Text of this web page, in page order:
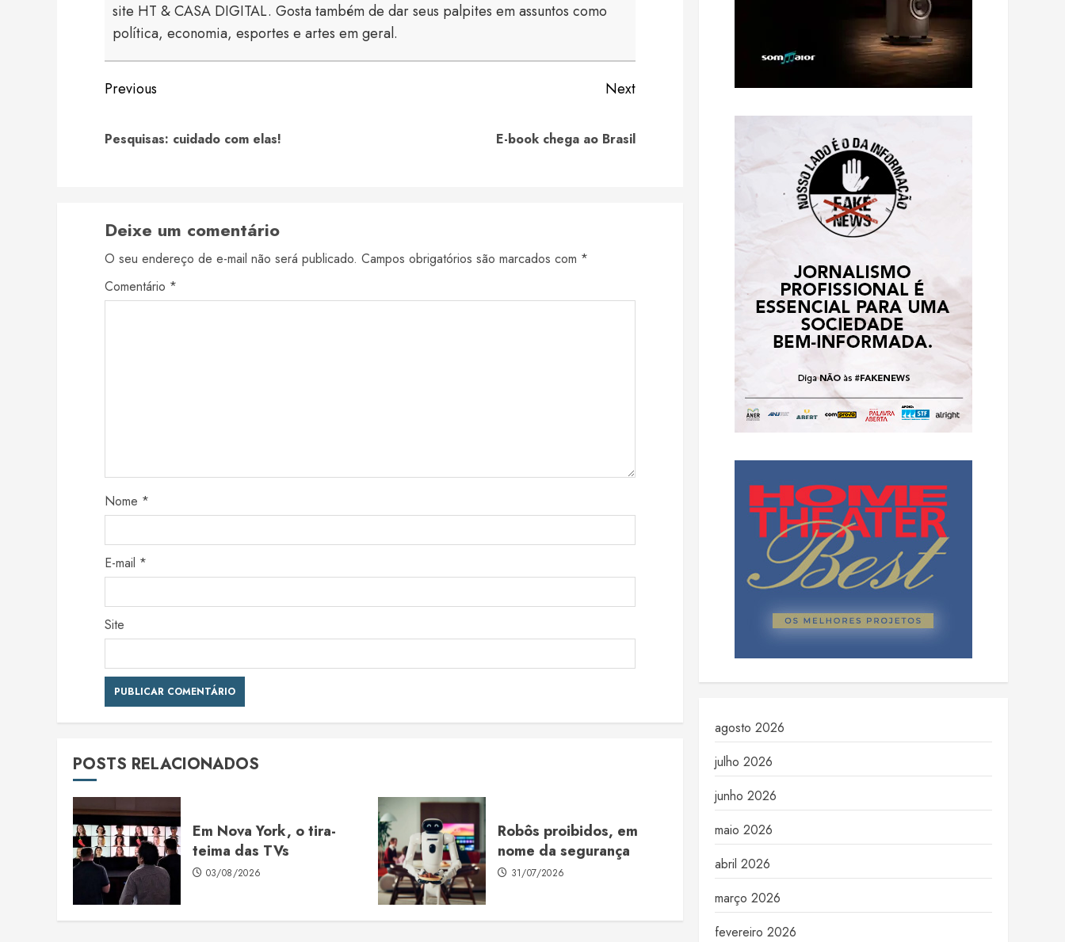
site HT & CASA DIGITAL. Gosta também de dar seus palpites em assuntos como
política, economia, esportes e artes em geral.
Continue
Previous
Pesquisas: cuidado com elas!
Next
E-book chega ao Brasil
Deixe um comentário
O seu endereço de e-mail não será publicado. Campos obrigatórios são marcados com *
Comentário *
Nome *
E-mail *
Site
POSTS RELACIONADOS
Em Nova York, o tira-
teima das TVs
03/08/2026
Robôs proibidos, em
nome da segurança
31/07/2026
agosto 2026
julho 2026
junho 2026
maio 2026
abril 2026
março 2026
fevereiro 2026